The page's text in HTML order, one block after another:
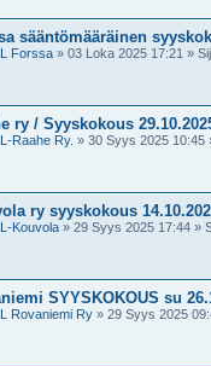
sääntömääräinen
Forssa » 03 Loka 2025 17:21 »
ry / Syyskokous
Raahe Ry. » 30 Syys 2025 10:45
ry syyskokous
Kouvola » 29 Syys 2025 17:44 »
SYYSKOKOUS su
Rovaniemi Ry » 29 Syys 2025